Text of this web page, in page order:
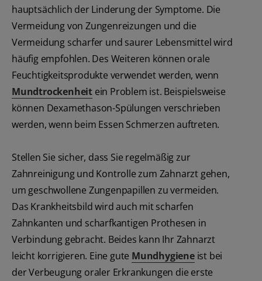
hauptsächlich der Linderung der Symptome. Die
Vermeidung von Zungenreizungen und die
Vermeidung scharfer und saurer Lebensmittel wird
häufig empfohlen. Des Weiteren können orale
Feuchtigkeitsprodukte verwendet werden, wenn
Mundtrockenheit ein Problem ist. Beispielsweise
können Dexamethason-Spülungen verschrieben
werden, wenn beim Essen Schmerzen auftreten.
Stellen Sie sicher, dass Sie regelmäßig zur
Zahnreinigung und Kontrolle zum Zahnarzt gehen,
um geschwollene Zungenpapillen zu vermeiden.
Das Krankheitsbild wird auch mit scharfen
Zahnkanten und scharfkantigen Prothesen in
Verbindung gebracht. Beides kann Ihr Zahnarzt
leicht korrigieren. Eine gute Mundhygieneist bei
der Verbeugung oraler Erkrankungen die erste